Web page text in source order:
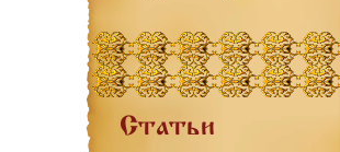
Статьи